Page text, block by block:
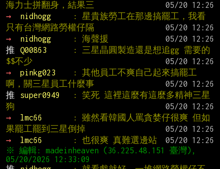
海力士拼翻身，結果三
→
nidhogg
: 星貴族勞工在那邊搞罷工，我看
只有台灣網路勞權仔隔
→
nidhogg : 海聲援
推
Q00863
: 三星晶圓製造還是想追gg 需要的
$$不少
→
pinkg023
: 其他員工不爽自己起來搞罷工
啊，關三星員工什麼事
推
super0949
: 笑死 這裡這麼有這麼多精神三星
狗
→
lmc66
: 雖然看韓國人罵貪婪仔很爽 但如
果罷工罷到三星倒掉
→
lmc66 : 也很爽 真難選邊站
※ 編輯: madeinheaven (36.225.48.151 臺灣),